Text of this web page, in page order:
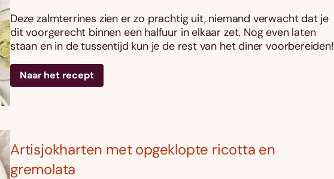
Deze zalmterrines zien er zo prachtig uit, niemand verwacht dat je
dit voorgerecht binnen een halfuur in elkaar zet. Nog even laten
staan en in de tussentijd kun je de rest van het diner voorbereiden!
Naar het recept
Artisjokharten met opgeklopte ricotta en
gremolata